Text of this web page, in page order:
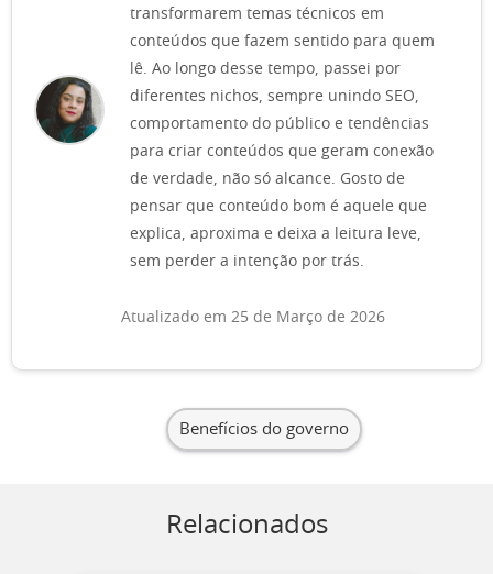
transformarem temas técnicos em
conteúdos que fazem sentido para quem
lê. Ao longo desse tempo, passei por
diferentes nichos, sempre unindo SEO,
comportamento do público e tendências
para criar conteúdos que geram conexão
de verdade, não só alcance. Gosto de
pensar que conteúdo bom é aquele que
explica, aproxima e deixa a leitura leve,
sem perder a intenção por trás.
Atualizado em 25 de Março de 2026
Benefícios do governo
Relacionados